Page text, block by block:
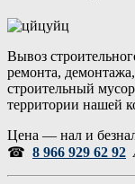
Вывоз
ремонта,
строительный
территории нашей
Цена — нал и
☎ 8 966 929 62 92